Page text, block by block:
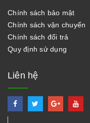
Chính sách bảo mật
Chính sách vận chuyển
Chính sách đổi trả
Quy định sử dụng
Liên hệ